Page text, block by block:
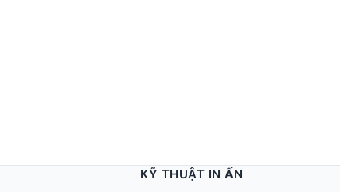
KỸ THUẬT IN ẤN